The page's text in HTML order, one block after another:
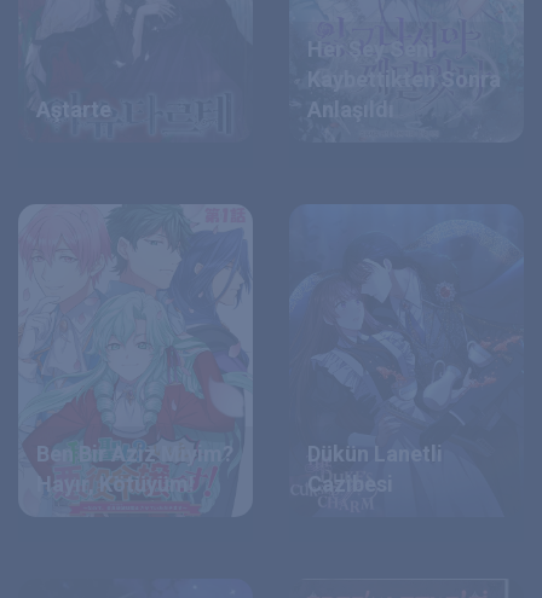
Aştarte
Anlaşıldı
Ben Bir Aziz Miyim?
Hayır, Kötüyüm!
Dükün Lanetli
Cazibesi